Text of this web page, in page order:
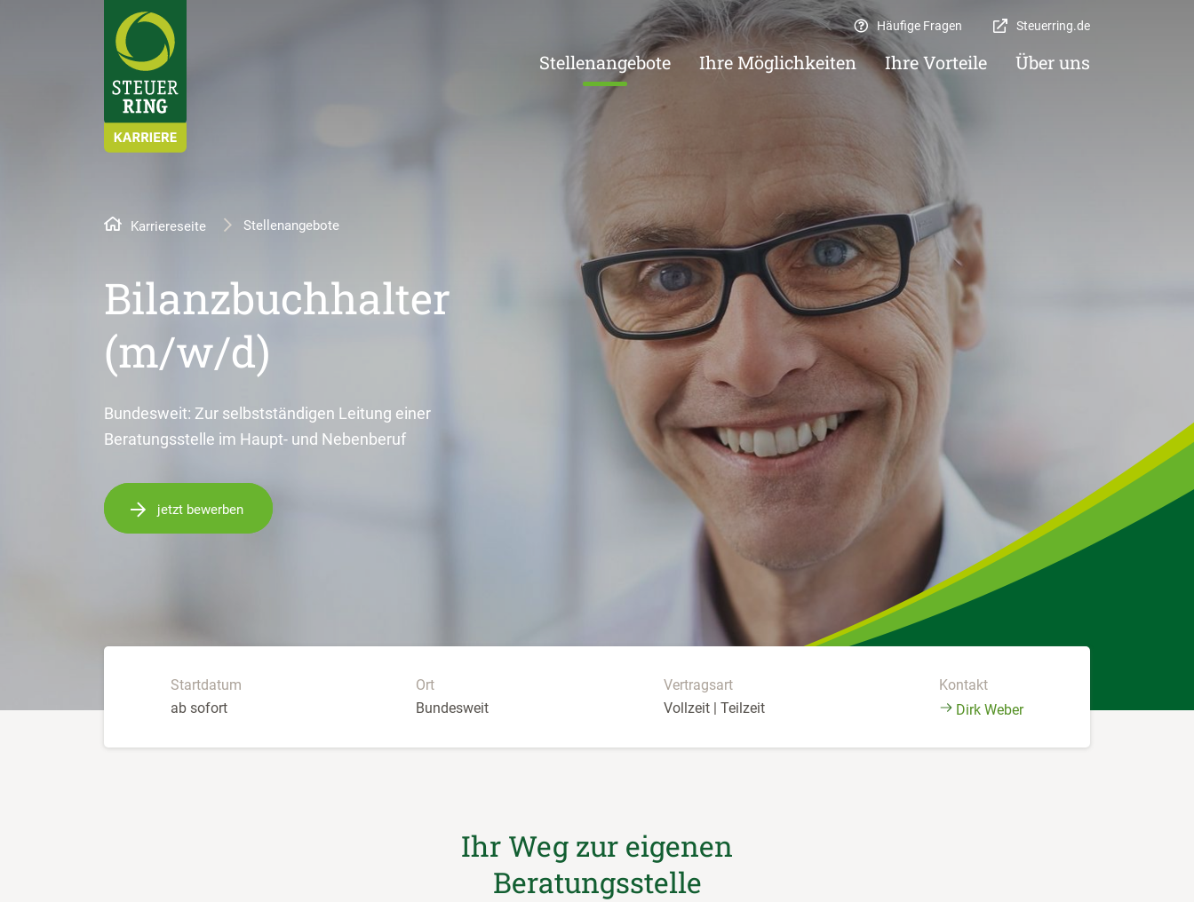
Stellenangebote Ihre Möglichkeiten Ihre Vorteile Über uns
Häufige Fragen Steuerring.de
Karriereseite Stellenangebote
Bilanzbuchhalter
(m/w/d)
Bundesweit: Zur selbstständigen Leitung einer
Beratungsstelle im Haupt- und Nebenberuf
jetzt bewerben
Startdatum
ab sofort
Ort
Bundesweit
Vertragsart
Vollzeit | Teilzeit
Kontakt
Dirk Weber
Ihr Weg zur eigenen
Beratungsstelle